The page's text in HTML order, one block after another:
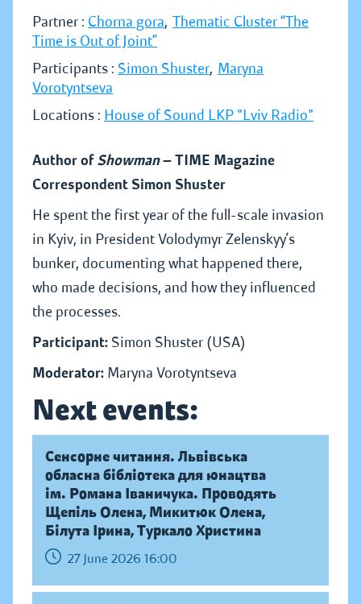
Partner : Chorna gora, Thematic Cluster “The
Time is Out of Joint”
Participants : Simon Shuster, Maryna
Vorotyntseva
Locations : House of Sound LKP "Lviv Radio"
Author ofShowman— TIME Magazine
Correspondent Simon Shuster
He spent the first year of the full-scale invasion
in Kyiv, in President Volodymyr Zelenskyy’s
bunker, documenting what happened there,
who made decisions, and how they influenced
the processes.
Participant: Simon Shuster (USA)
Moderator: Maryna Vorotyntseva
Next events:
Сенсорне читання. Львівська
обласна бібліотека для юнацтва
ім. Романа Іваничука. Проводять
Щепіль Олена, Микитюк Олена,
Білута Ірина, Туркало Христина
27 June 2026 16:00